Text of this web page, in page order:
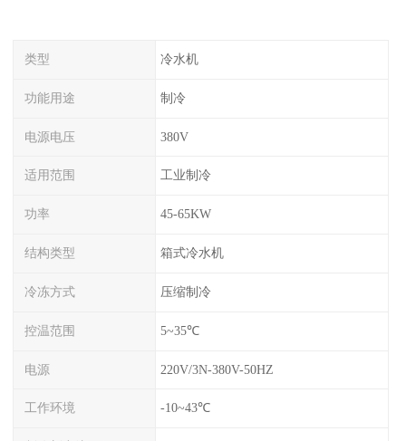
类型 冷水机
功能用途 制冷
电源电压 380V
适用范围 工业制冷
功率 45-65KW
结构类型 箱式冷水机
冷冻方式 压缩制冷
控温范围 5~35℃
电源 220V/3N-380V-50HZ
工作环境 -10~43℃